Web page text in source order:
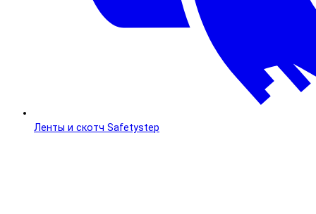
Ленты и скотч Safetystep